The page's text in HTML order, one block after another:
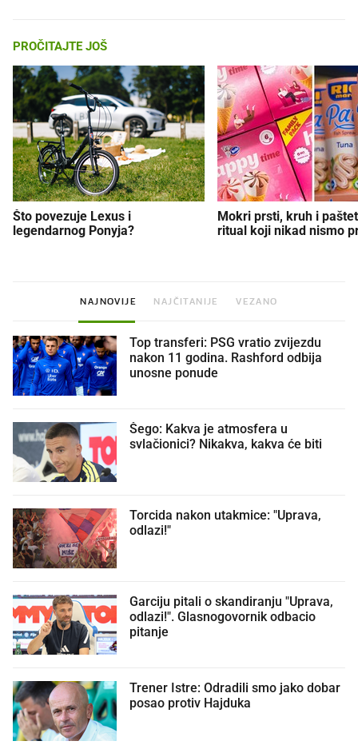
PROČITAJTE JOŠ
Što povezuje Lexus i
legendarnog Ponyja?
Mokri prsti, kruh i
ritual koji nikad nismo
NAJNOVIJE NAJČITANIJE VEZANO
Top transferi: PSG vratio zvijezdu
nakon 11 godina. Rashford odbija
unosne ponude
Šego: Kakva je atmosfera u
svlačionici? Nikakva, kakva će biti
Torcida nakon utakmice: "Uprava,
odlazi!"
Garciju pitali o skandiranju "Uprava,
odlazi!". Glasnogovornik odbacio
pitanje
Trener Istre: Odradili smo jako dobar
posao protiv Hajduka